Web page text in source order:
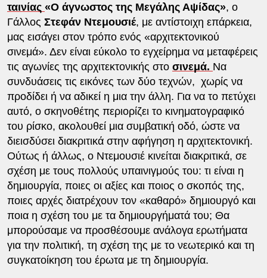
ταινίας «Ο άγνωστος της Μεγάλης Αψίδας», ο
Γάλλος Στεφάν Ντεμουσιέ, με αντίστοιχη επάρκεια,
μας εισάγει στον τρόπο ενός «αρχιτεκτονικού
σινεμά». Δεν είναι εύκολο το εγχείρημα να μεταφέρεις
τις αγωνίες της αρχιτεκτονικής στο σινεμά. Να
συνδυάσεις τις εικόνες των δύο τεχνών, χωρίς να
προδίδει ή να αδικεί η μια την άλλη. Για να το πετύχει
αυτό, ο σκηνοθέτης περιορίζει το κινηματογραφικό
του ρίσκο, ακολουθεί μια συμβατική οδό, ώστε να
διεισδύσει διακριτικά στην αφήγηση η αρχιτεκτονική.
Ούτως ή άλλως, ο Ντεμουσιέ κινείται διακριτικά, σε
σχέση με τους πολλούς υπαινιγμούς του: τι είναι η
δημιουργία, ποιες οι αξίες και ποιος ο σκοπός της,
ποιες αρχές διατρέχουν τον «καθαρό» δημιουργό και
ποια η σχέση του με τα δημιουργήματά του; Θα
μπορούσαμε να προσθέσουμε ανάλογα ερωτήματα
για την πολιτική, τη σχέση της με το νεωτερικό και τη
συγκατοίκηση του έρωτα με τη δημιουργία.